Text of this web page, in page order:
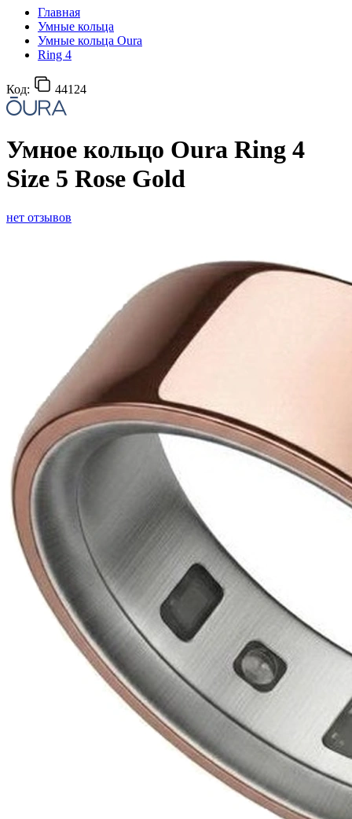
Главная
Умные кольца
Умные кольца Oura
Ring 4
Код: 44124
Умное кольцо Oura Ring 4
Size 5 Rose Gold
нет отзывов